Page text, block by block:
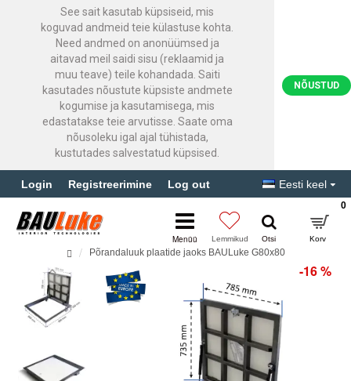
See sait kasutab küpsiseid, mis
koguvad andmeid teie külastuse kohta.
Need andmed on anonüümsed ja
aitavad meil saidi sisu (reklaamid ja
muu teave) teile kohandada. Saiti
kasutades nõustute küpsiste andmete
kogumise ja kasutamisega, mis
edastatakse teie arvutisse. Saate oma
nõusoleku igal ajal tühistada,
kustutades salvestatud küpsised.
NÕUSTUD
Login Registreerimine Log out Eesti keel
0
Põrandaluuk plaatide jaoks BAULuke G80x80
-16 %